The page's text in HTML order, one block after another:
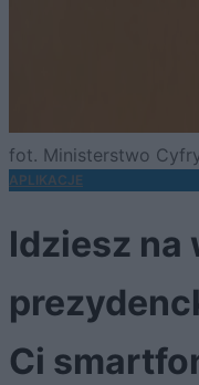
fot. Ministerstwo
APLIKACJE
Idziesz na
Ci